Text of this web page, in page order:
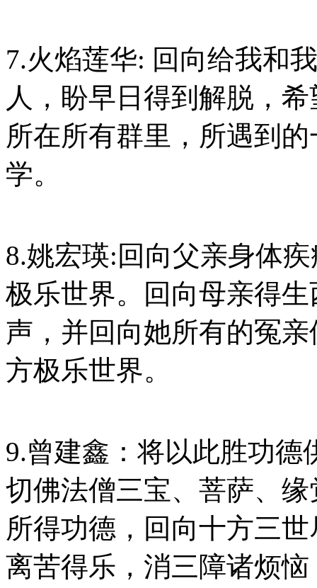
7.火焰莲华: 回向给我和
人，盼早日得到解脱，
所在所有群里，所遇到
学。
8.姚宏瑛:回向父亲身体
极乐世界。回向母亲得
声，并回向她所有的冤
方极乐世界。
9.曾建鑫：将以此胜功
切佛法僧三宝、菩萨、
所得功德，回向十方三
离苦得乐，消三障诸烦